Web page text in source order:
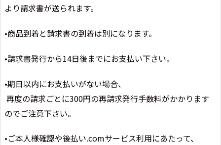
より請求書が送られます。
•商品到着と請求書の到着は別になります。
•請求書発行から14日後までにお支払い下さい。
•期日以内にお支払いがない場合、
再度の請求ごとに300円の再請求発行手数料がかかります
のでご注意下さい。
•ご本人様確認や後払い.comサービス利用にあたって、